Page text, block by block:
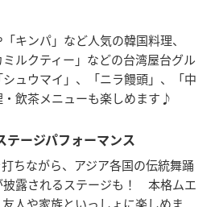
キンパ」など人気の韓国料理、
ミルクティー」などの台湾屋台グル
ュウマイ」、「ニラ饅頭」、「中
飲茶メニューも楽しめます♪
テージパフォーマンス
ちながら、アジア各国の伝統舞踊
披露されるステージも！ 本格ムエ
人や家族といっしょに楽しめま